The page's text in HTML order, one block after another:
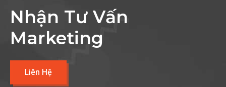
Nhận Tư Vấn
Marketing
Liên Hệ